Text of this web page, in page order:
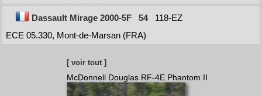
Dassault Mirage 2000-5F 54
118-EZ
ECE 05.330, Mont-de-Marsan (FRA)
[ voir tout ]
McDonnell Douglas RF-4E Phantom II